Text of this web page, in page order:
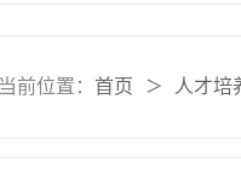
当前位置： 首页 ＞ 人才培